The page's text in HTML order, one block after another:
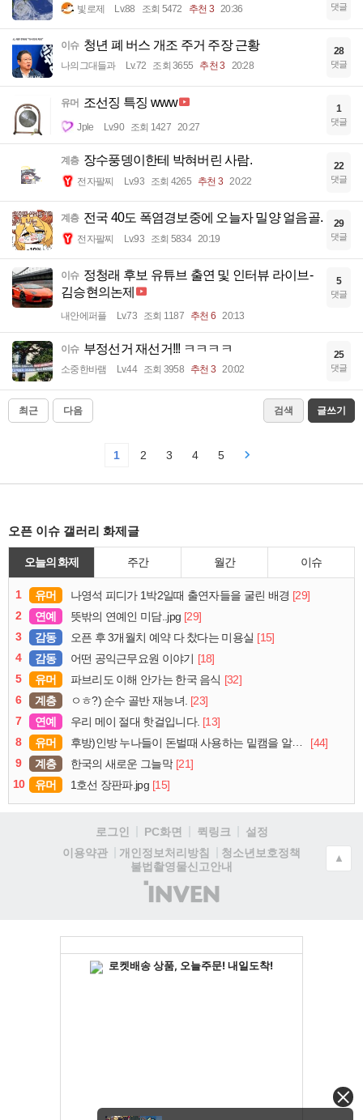
빛로제 Lv.88 조회 5472 추천 3 20:36 댓글
이슈 청년 폐 버스 개조 주거 주장 근황
나의그대들과 Lv.72 조회 3655 추천 3 20:28
28
댓글
유머 조선징 특징 www
Jple Lv.90 조회 1427 20:27
1
댓글
계층 장수풍뎅이한테 박혀버린 사람.
전자팔찌 Lv.93 조회 4265 추천 3 20:22
22
댓글
계층 전국 40도 폭염경보중에 오늘자 밀양 얼음골.
전자팔찌 Lv.93 조회 5834 20:19
29
댓글
이슈 정청래 후보 유튜브 출연 및 인터뷰 라이브-
김승현의논제
내안에퍼플 Lv.73 조회 1187 추천 6 20:13
5
댓글
이슈 부정선거 재선거!!! ㅋㅋㅋㅋ
소중한바램 Lv.44 조회 3958 추천 3 20:02
25
댓글
최근 다음 검색 글쓰기
1 2 3 4 5
오픈 이슈 갤러리 화제글
오늘의 화제 주간 월간 이슈
1 유머 나영석 피디가 1박2일때 출연자들을 굴린 배경 [29]
2
연예 뜻밖의 연예인 미담..jpg [29]
3
감동 오픈 후 3개월치 예약 다 찼다는 미용실 [15]
4
감동 어떤 공익근무요원 이야기 [18]
5
유머 파브리도 이해 안가는 한국 음식 [32]
6
계층 ㅇㅎ?) 순수 골반 재능녀. [23]
7
연예 우리 메이 절대 핫걸입니다. [13]
8
유머 후방)인방 누나들이 돈벌때 사용하는 밑캠을 알아보자
[44]
9
계층 한국의 새로운 그늘막 [21]
10
유머 1호선 장판파.jpg [15]
로그인 PC화면 퀵링크
설정
이용약관
개인정보처리방침
청소년보호정책
불법촬영물신고안내
(주)
인
▲